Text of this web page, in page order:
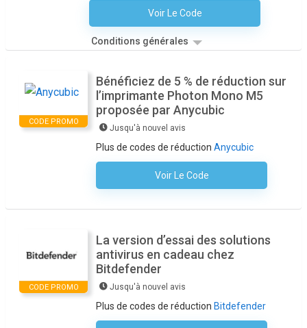
Voir Le Code
Aucun Code N'est Nécessaire
Conditions générales
CODE PROMO
Bénéficiez de 5 % de réduction sur
l’imprimante Photon Mono M5
proposée par Anycubic
Jusqu'à nouvel avis
Plus de codes de réduction Anycubic
Voir Le Code
Aucun Code N'est Nécessaire
CODE PROMO
La version d’essai des solutions
antivirus en cadeau chez
Bitdefender
Jusqu'à nouvel avis
Plus de codes de réduction Bitdefender